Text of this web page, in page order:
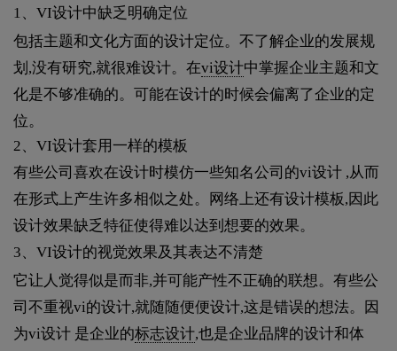
1、VI设计中缺乏明确定位
包括主题和文化方面的设计定位。不了解企业的发展规
划,没有研究,就很难设计。在vi设计中掌握企业主题和文
化是不够准确的。可能在设计的时候会偏离了企业的定
位。
2、VI设计套用一样的模板
有些公司喜欢在设计时模仿一些知名公司的vi设计 ,从而
在形式上产生许多相似之处。网络上还有设计模板,因此
设计效果缺乏特征使得难以达到想要的效果。
3、VI设计的视觉效果及其表达不清楚
它让人觉得似是而非,并可能产性不正确的联想。有些公
司不重视vi的设计,就随随便便设计,这是错误的想法。因
为vi设计 是企业的标志设计,也是企业品牌的设计和体